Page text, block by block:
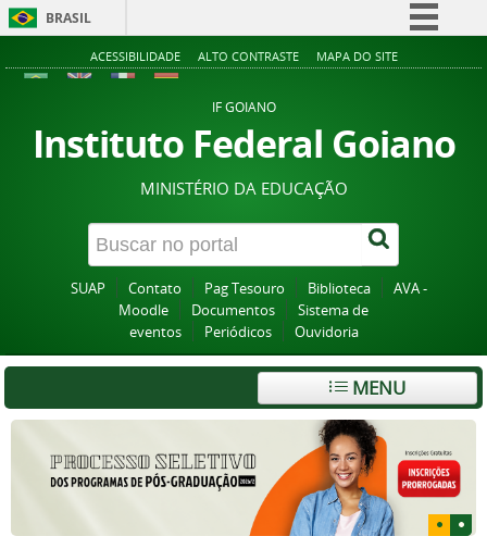
BRASIL
Simplifique!
Acesso à informação
Legislação
Canais
ACESSIBILIDADE ALTO CONTRASTE MAPA DO SITE
IF GOIANO
Instituto Federal Goiano
MINISTÉRIO DA EDUCAÇÃO
SUAP Contato Pag Tesouro Biblioteca
AVA -
Moodle
Documentos
Sistema de
eventos
Periódicos Ouvidoria
MENU